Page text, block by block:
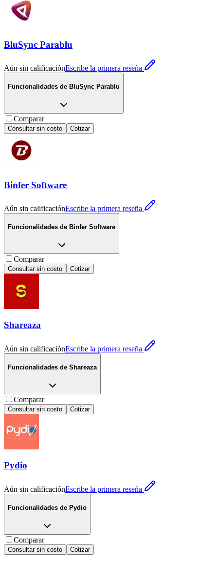
BluSync Parablu
Aún sin calificaciónEscribe la primera reseña
Funcionalidades de BluSync Parablu
Comparar
Consultar sin costo Cotizar
Binfer Software
Aún sin calificaciónEscribe la primera reseña
Funcionalidades de Binfer Software
Comparar
Consultar sin costo Cotizar
Shareaza
Aún sin calificaciónEscribe la primera reseña
Funcionalidades de Shareaza
Comparar
Consultar sin costo Cotizar
Pydio
Aún sin calificaciónEscribe la primera reseña
Funcionalidades de Pydio
Comparar
Consultar sin costo Cotizar